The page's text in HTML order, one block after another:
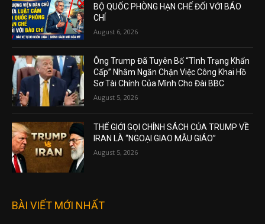
BỘ QUỐC PHÒNG HẠN CHẾ ĐỐI VỚI BÁO
CHÍ
August 6, 2026
Ông Trump Đã Tuyên Bố “Tình Trạng Khẩn
Cấp” Nhằm Ngăn Chặn Việc Công Khai Hồ
Sơ Tài Chính Của Mình Cho Đài BBC
August 5, 2026
THẾ GIỚI GỌI CHÍNH SÁCH CỦA TRUMP VỀ
IRAN LÀ “NGOẠI GIAO MẪU GIÁO”
August 5, 2026
BÀI VIẾT MỚI NHẤT